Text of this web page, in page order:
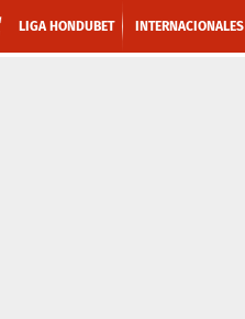
LIGA HONDUBET INTERNACIONALES